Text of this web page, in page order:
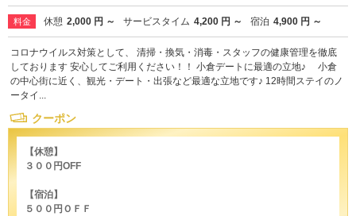
料金 休憩 2,000 円 ～ サービスタイム 4,200 円 ～ 宿泊 4,900 円 ～
コロナウイルス対策として、 清掃・換気・消毒・スタッフの健康管理を徹底
しております 安心してご利用ください！！ 小倉デートに最適の立地♪ 小倉
の中心街に近く、観光・デート・出張など最適な立地です♪ 12時間ステイのノ
ータイ...
クーポン
【休憩】
３００円OFF
【宿泊】
５００円ＯＦＦ